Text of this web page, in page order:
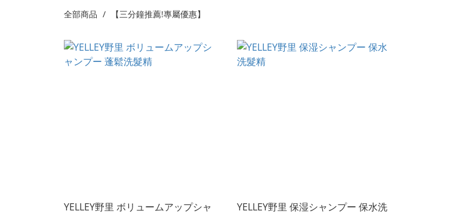
全部商品 【三分鐘推薦!專屬優惠】
YELLEY野里 ボリュームアップシャ
YELLEY野里 保湿シャンプー 保水洗